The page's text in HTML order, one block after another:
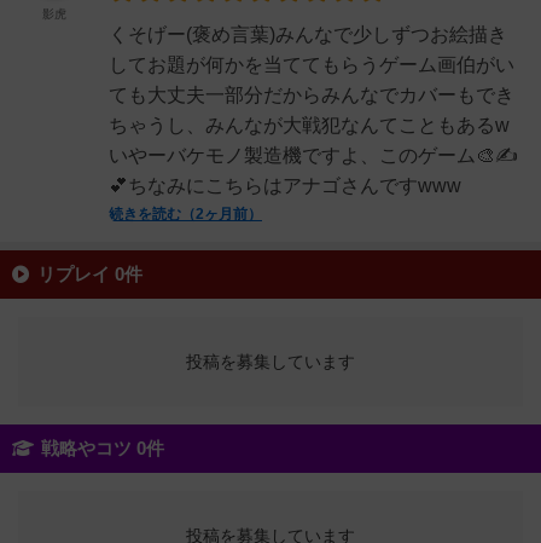
くそげー(褒め言葉)みんなで少しずつお絵描き
してお題が何かを当ててもらうゲーム画伯がい
ても大丈夫一部分だからみんなでカバーもでき
ちゃうし、みんなが大戦犯なんてこともあるw
いやーバケモノ製造機ですよ、このゲーム🎨✍
💕ちなみにこちらはアナゴさんですwww
続きを読む（2ヶ月前）
影虎
リプレイ 0件
投稿を募集しています
戦略やコツ 0件
投稿を募集しています